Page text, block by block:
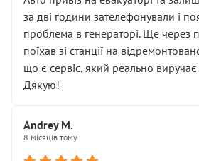
чіткого пояснення
( ну все зняли та доробили) дякую!
Окремий момент, який виглядає
мені заявили, що бачок
міняти разом із головним
Для людини, яка хоча б трохи
це звучить як мінімум
спроба продати дорогий вузол
за дві години зателефонували і
проблема в генераторі. Ще через
поїхав зі станції на
що є сервіс, який реально виручає
Дякую!
Andrey M.
8 місяців тому